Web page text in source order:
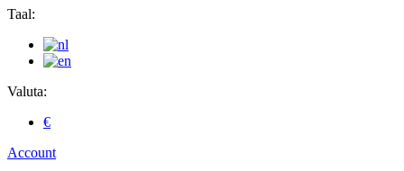
Taal:
Valuta:
€
Account